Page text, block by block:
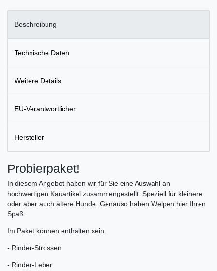
Beschreibung
Technische Daten
Weitere Details
EU-Verantwortlicher
Hersteller
Probierpaket!
In diesem Angebot haben wir für Sie eine Auswahl an
hochwertigen Kauartikel zusammengestellt. Speziell für kleinere
oder aber auch ältere Hunde. Genauso haben Welpen hier Ihren
Spaß.
Im Paket können enthalten sein.
- Rinder-Strossen
- Rinder-Leber